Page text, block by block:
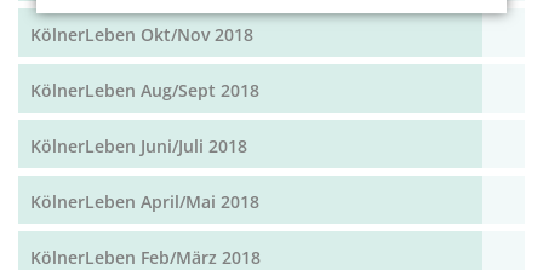
KölnerLeben Okt/Nov 2018
KölnerLeben Aug/Sept 2018
KölnerLeben Juni/Juli 2018
KölnerLeben April/Mai 2018
KölnerLeben Feb/März 2018